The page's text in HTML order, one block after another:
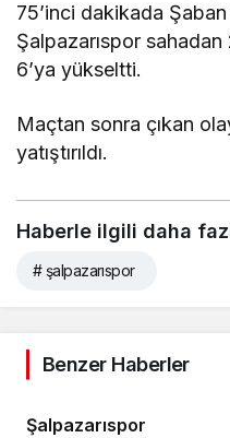
75’inci dakikada
Şalpazarıspor sahadan
6’ya yükseltti.
Maçtan sonra çıkan
yatıştırıldı.
Haberle ilgili daha
# şalpazarıspor
Benzer Haberler
Şalpazarıspor